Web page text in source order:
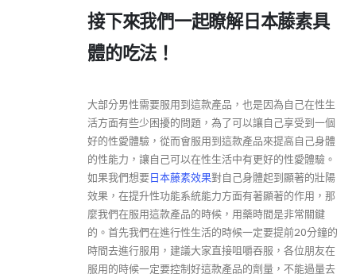
接下來我們一起瞭解日本藤素具
體的吃法！
大部分男性需要服用到這款產品，也是因為自己在性生
活方面有些少困擾的問題，為了可以讓自己享受到一個
好的性愛體驗，從而會服用到這款產品來提高自己身體
的性能力，讓自己可以在性生活中有更好的性愛體驗。
如果我們想要日本藤素效果對自己身體起到顯著的壯陽
效果，在提升性功能系統能力方面有著顯著的作用，那
麼我們在服用這款產品的時候，用藥時間是非常關鍵
的。首先我們在進行性生活的時候一定要提前20分鐘的
時間去進行服用，建議大家直接咀嚼吞服，各位朋友在
服用的時候一定要控制好這款產品的劑量，不能過量去